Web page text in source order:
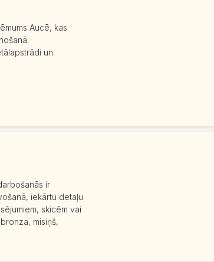
Aucē, kas
un
ir
iekārtu detaļu
skicēm vai
misiņš,